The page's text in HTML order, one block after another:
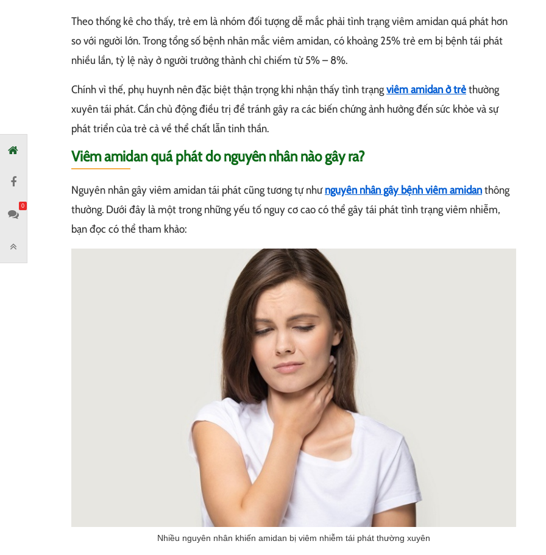
Theo thống kê cho thấy, trẻ em là nhóm đối tượng dễ mắc phải tình trạng viêm amidan quá phát hơn
so với người lớn. Trong tổng số bệnh nhân mắc viêm amidan, có khoảng 25% trẻ em bị bệnh tái phát
nhiều lần, tỷ lệ này ở người trưởng thành chỉ chiếm từ 5% – 8%.
Chính vì thế, phụ huynh nên đặc biệt thận trọng khi nhận thấy tình trạngviêm amidan ở trẻthường
xuyên tái phát. Cần chủ động điều trị để tránh gây ra các biến chứng ảnh hưởng đến sức khỏe và sự
phát triển của trẻ cả về thể chất lẫn tinh thần.
Viêm amidan quá phát do nguyên nhân nào gây ra?
Nguyên nhân gây viêm amidan tái phát cũng tương tự nhưnguyên nhân gây bệnh viêm amidanthông
thường. Dưới đây là một trong những yếu tố nguy cơ cao có thể gây tái phát tình trạng viêm nhiễm,
bạn đọc có thể tham khảo:
Nhiều nguyên nhân khiến amidan bị viêm nhiễm tái phát thường xuyên
0